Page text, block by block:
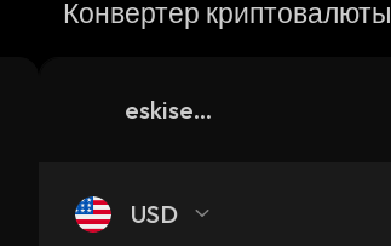
Конвертер криптовалюты
eskisehir-fan-token
USD